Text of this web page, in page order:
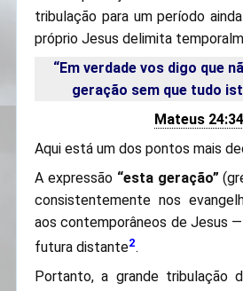
tribulação para um período
próprio Jesus delimita
“Em verdade vos digo que
geração sem que tudo
Mateus 24:34
Aqui está um dos pontos mais
A expressão “esta geração”
consistentemente nos
aos contemporâneos de Jesus
futura distante2.
Portanto, a grande tribulação